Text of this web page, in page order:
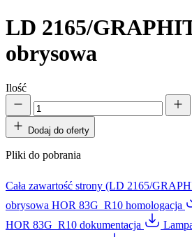
LD 2165/
obrysowa
Ilość
Dodaj do oferty
Pliki do pobrania
Cała zawartość strony (LD 2165/
obrysowa HOR 83G_R10 homologacja
HOR 83G_R10 dokumentacja